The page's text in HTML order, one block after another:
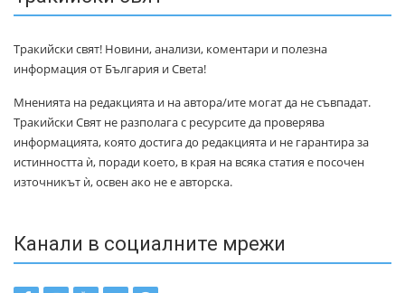
Тракийски свят! Новини, анализи, коментари и полезна
информация от България и Света!
Мненията на редакцията и на автора/ите могат да не съвпадат.
Тракийски Свят не разполага с ресурсите да проверява
информацията, която достига до редакцията и не гарантира за
истинността ѝ, поради което, в края на всяка статия е посочен
източникът ѝ, освен ако не е авторска.
Канали в социалните мрежи